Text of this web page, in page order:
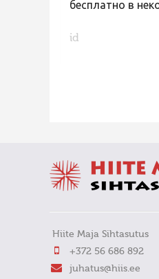
бесплатно в
id
Hiite Maja Sihtasutus
+372 56 686 892
juhatus@hiis.ee